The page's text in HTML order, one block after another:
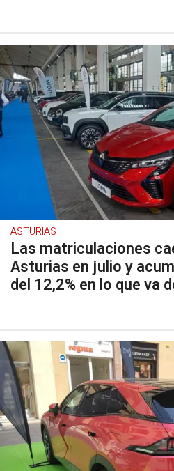
ASTURIAS
Las matriculaciones
Asturias en julio y
del 12,2% en lo que va